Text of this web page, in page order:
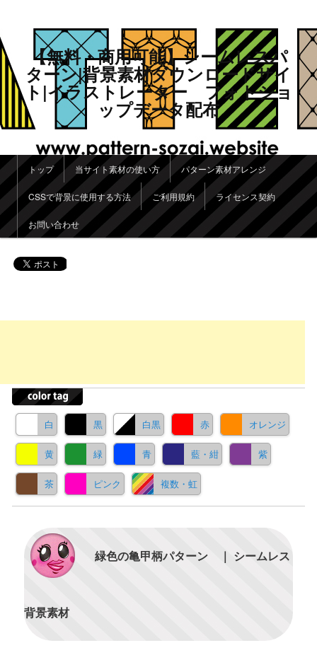
【無料・商用可能】シームレスパ
ターン|背景素材ダウンロードサイ
ト|イラストレーター フォトショ
ップデータ配布
メインメニュー
メインコンテンツへ移動
サブコンテンツへ移動
トップ 当サイト素材の使い方 パターン素材アレンジ
CSSで背景に使用する方法 ご利用規約 ライセンス契約
お問い合わせ
白 黒 白黒 赤 オレンジ
黄 緑 青 藍・紺 紫
茶 ピンク 複数・虹
緑色の亀甲柄パターン ｜ シームレス
背景素材